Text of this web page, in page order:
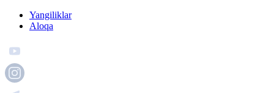
Yangiliklar
Aloqa